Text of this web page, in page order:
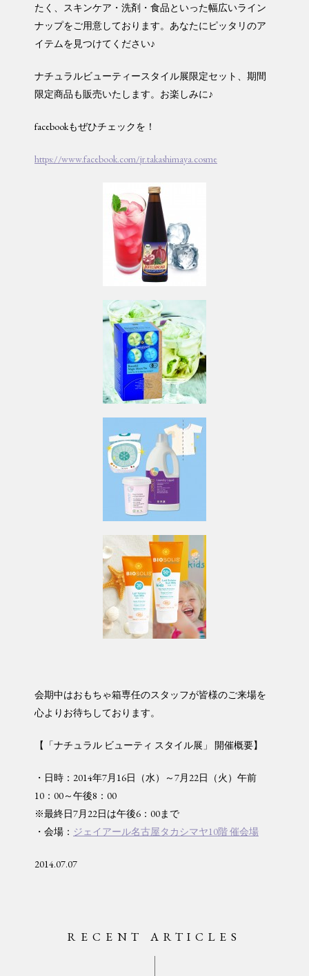
たく、スキンケア・洗剤・食品といった幅広いライン
ナップをご用意しております。あなたにピッタリのア
イテムを見つけてください♪
ナチュラルビューティースタイル展限定セット、期間
限定商品も販売いたします。お楽しみに♪
facebookもぜひチェックを！
https://www.facebook.com/jr.takashimaya.cosme
会期中はおもちゃ箱専任のスタッフが皆様のご来場を
心よりお待ちしております。
【「ナチュラル ビューティ スタイル展」 開催概要】
・日時：2014年7月16日（水）～7月22日（火）午前
10：00～午後8：00
※最終日7月22日は午後6：00まで
・会場： ジェイアール名古屋タカシマヤ10階 催会場
2014.07.07
RECENT ARTICLES